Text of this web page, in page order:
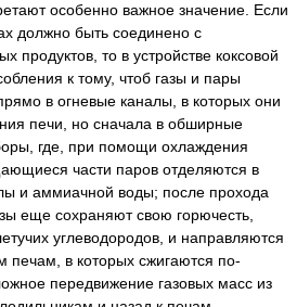
особенно важное значение. Если
должно быть соединено с
продуктов, то в устройстве коксовой
к тому, чтоб газы и пары
в огневые каналы, в которых они
печи, но сначала в обширные
где, при помощи охлаждения
части паров отделяются в
и аммиачной воды; после прохода
еще сохраняют свою горючесть,
углеводородов, и направляются
печам, в которых сжигаются по-
передвижение газовых масс из